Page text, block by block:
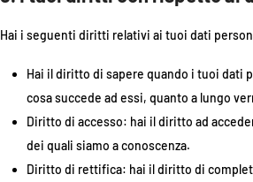
Hai i seguenti diritti relativi ai tuoi dati
Hai il diritto di sapere quando i tuoi dati
cosa succede ad essi, quanto a lungo
Diritto di accesso: hai il diritto ad
dei quali siamo a conoscenza.
Diritto di rettifica: hai il diritto di